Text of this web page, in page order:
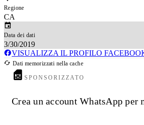
Regione
CA
Data dei dati
3/30/2019
VISUALIZZA IL PROFILO
Dati memorizzati nella cache
SPONSORIZZATO
Crea un account WhatsApp per